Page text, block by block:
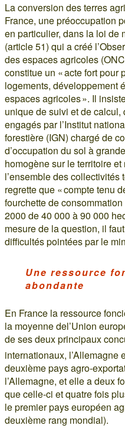
La conversion des terres
France, une préoccupation
en particulier, dans la loi de
(article 51) qui a créé
des espaces agricoles
constitue un « acte fort pour
logements, développement
espaces agricoles ». Il
unique de suivi et de calcul,
engagés par l’Institut
forestière (IGN) chargé de
d’occupation du sol à
homogène sur le territoire
l’ensemble des collectivités
regrette que « compte tenu
fourchette de
2000 de 40 000 à 90 000
mesure de la question, il
difficultés pointées par le
Une ressource
abondante
En France la ressource
la moyenne del’Union
de ses deux principaux
internationaux, l’Allemagne
deuxième pays agro-
l’Allemagne, et elle a deux
que celle-ci et quatre fois
le premier pays européen
deuxième rang mondial).